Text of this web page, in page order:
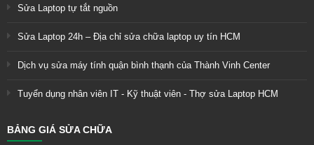
Sửa Laptop tự tắt nguồn
Sửa Laptop 24h – Địa chỉ sửa chữa laptop uy tín HCM
Dịch vụ sửa máy tính quận bình thạnh của Thành Vinh Center
Tuyển dụng nhân viên IT - Kỹ thuật viên - Thợ sửa Laptop HCM
BẢNG GIÁ SỬA CHỮA